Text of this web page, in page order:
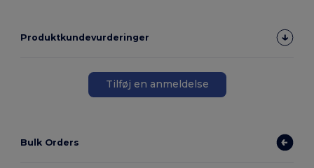
Produktkundevurderinger
Tilføj en anmeldelse
Bulk Orders